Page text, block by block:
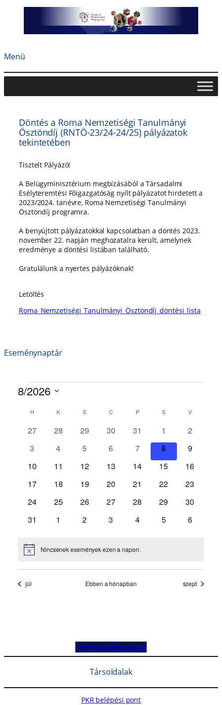
Menü
Döntés a Roma Nemzetiségi Tanulmányi
Ösztöndíj (RNTÖ-23/24-24/25) pályázatok
tekintetében
Tisztelt Pályázó!
A Belügyminisztérium megbízásából a Társadalmi
Esélyteremtési Főigazgatóság nyílt pályázatot hirdetett a
2023/2024. tanévre, Roma Nemzetiségi Tanulmányi
Ösztöndíj programra.
A benyújtott pályázatokkal kapcsolatban a döntés 2023.
november 22. napján meghozatalra került, amelynek
eredménye a döntési listában található.
Gratulálunk a nyertes pályázóknak!
Letöltés
Roma_Nemzetiségi_Tanulmányi_Ösztöndíj_döntési_lista
Eseménynaptár
Hírlevél feliratkozás
Társoldalak
PKR belépési pont